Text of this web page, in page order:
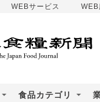
WEBサービス WEB
食品カテゴリ